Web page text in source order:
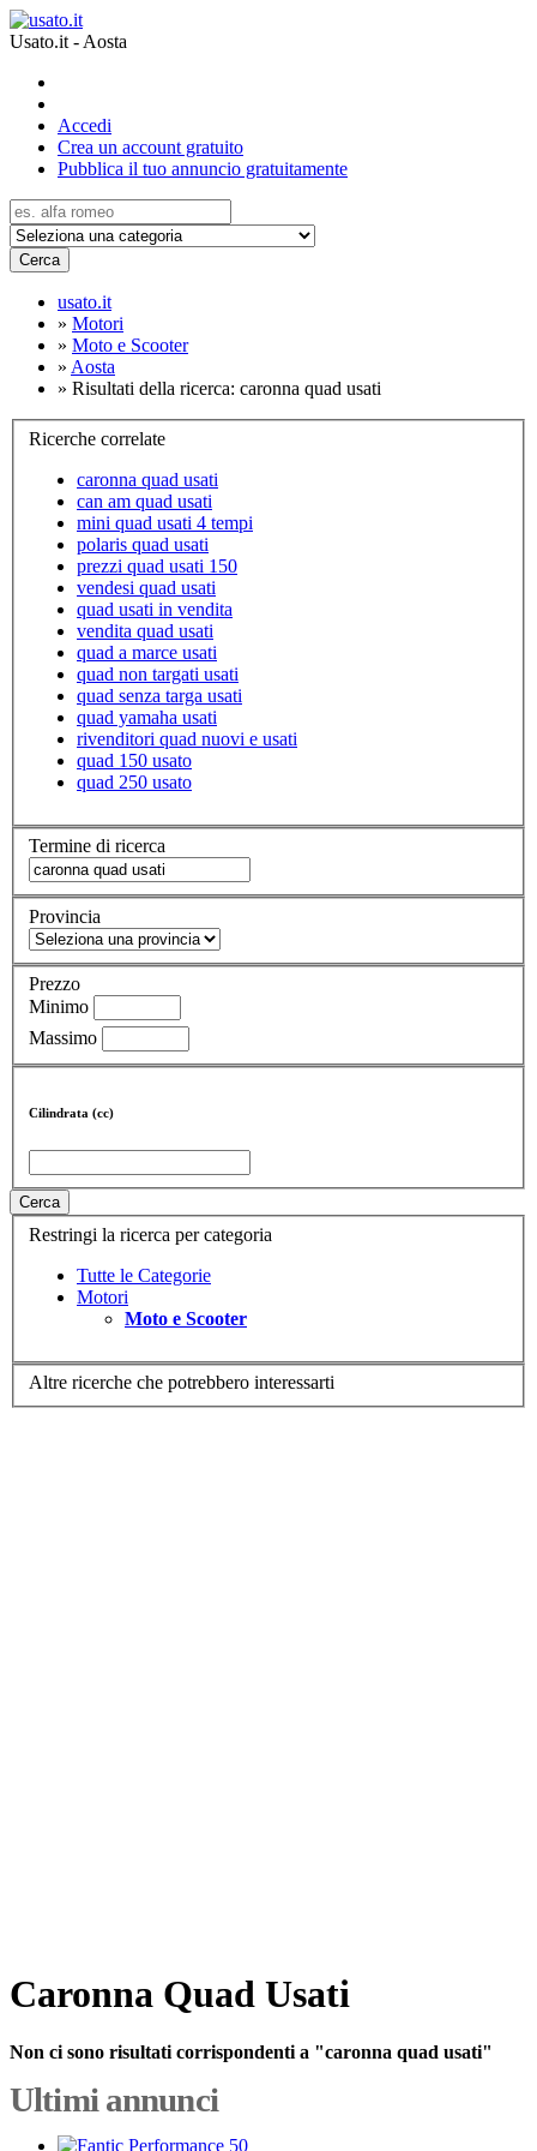
Usato.it - Aosta
Accedi
Crea un account gratuito
Pubblica il tuo annuncio gratuitamente
Cerca
usato.it
» Motori
» Moto e Scooter
» Aosta
» Risultati della ricerca: caronna quad usati
Ricerche correlate
caronna quad usati
can am quad usati
mini quad usati 4 tempi
polaris quad usati
prezzi quad usati 150
vendesi quad usati
quad usati in vendita
vendita quad usati
quad a marce usati
quad non targati usati
quad senza targa usati
quad yamaha usati
rivenditori quad nuovi e usati
quad 150 usato
quad 250 usato
Termine di ricerca
Provincia
Prezzo
Minimo
Massimo
Cilindrata (cc)
Cerca
Restringi la ricerca per categoria
Tutte le Categorie
Motori
Moto e Scooter
Altre ricerche che potrebbero interessarti
Caronna Quad Usati
Non ci sono risultati corrispondenti a "caronna quad usati"
Ultimi annunci